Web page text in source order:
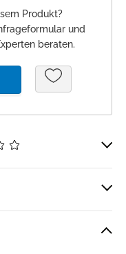
Produkt?
und
beraten.